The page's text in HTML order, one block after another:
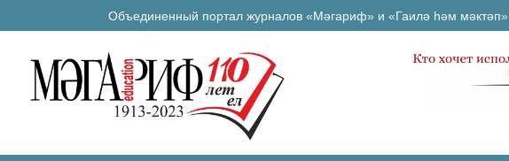
Объединенный портал журналов «Мәгариф» и «Гаилә һәм мәктәп»